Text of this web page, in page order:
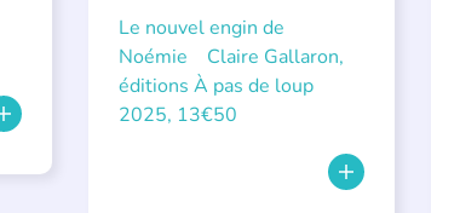
Le nouvel engin de
Noémie Claire Gallaron,
éditions À pas de loup
2025, 13€50